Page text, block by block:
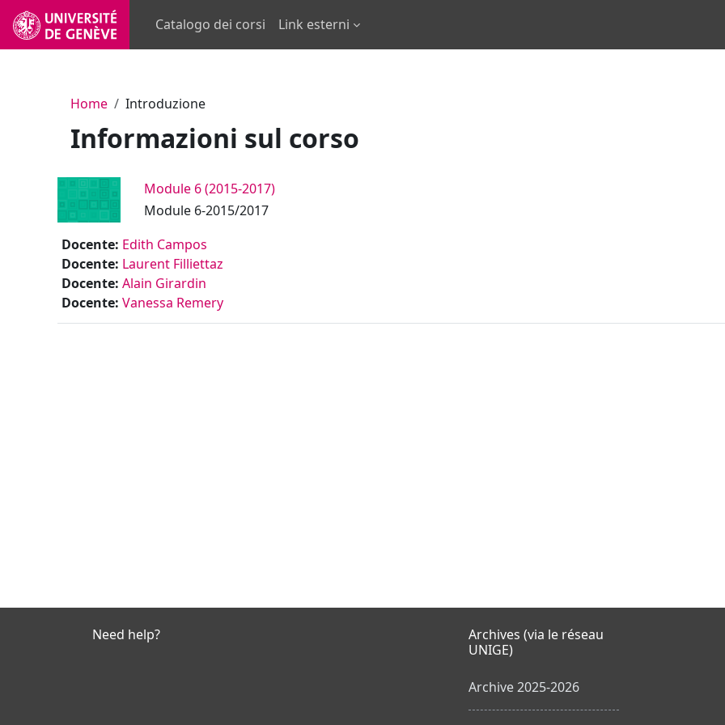
Vai al contenuto principale
Catalogo dei corsi
Link esterni
Home Introduzione
Informazioni sul corso
Module 6 (2015-2017)
Module 6-2015/2017
Docente: Edith Campos
Docente: Laurent Filliettaz
Docente: Alain Girardin
Docente: Vanessa Remery
Need help?
Archives (via le réseau
UNIGE)
Archive 2025-2026